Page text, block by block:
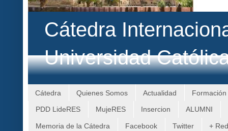
Cátedra
Universidad
Cátedra Quienes Somos Actualidad Formación
PDD LideRES MujeRES Insercion ALUMNI
Memoria de la Cátedra Facebook Twitter +